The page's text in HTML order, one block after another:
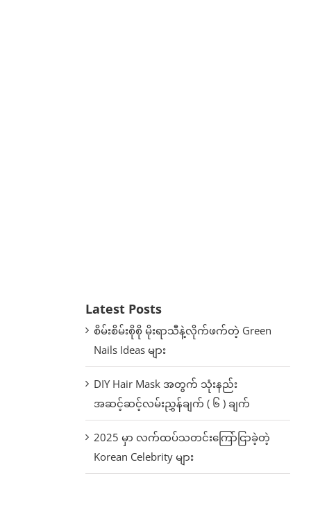
Latest Posts
စိမ်းစိမ်းစိုစို မိုးရာသီနဲ့လိုက်ဖက်တဲ့ Green
Nails Ideas များ
DIY Hair Mask အတွက် သုံးနည်း
အဆင့်ဆင့်လမ်းညွှန်ချက် ( ၆ ) ချက်
2025 မှာ လက်ထပ်သတင်းကြော်ငြာခဲ့တဲ့
Korean Celebrity များ